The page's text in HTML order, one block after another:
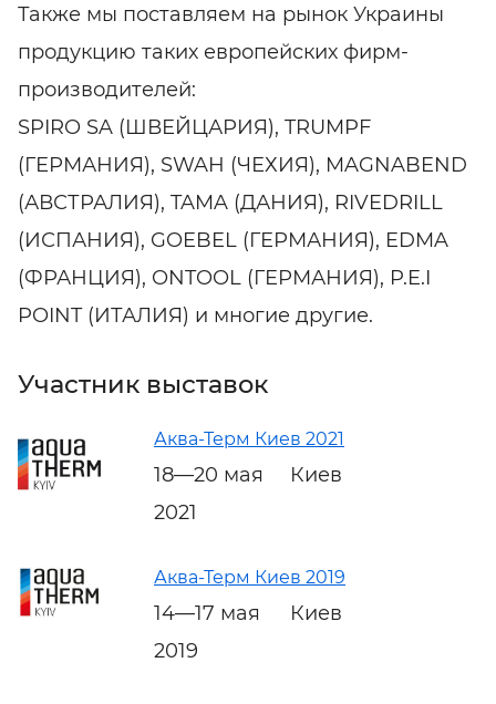
Также мы поставляем на рынок Украины
продукцию таких европейских фирм-
производителей:
SPIRO SA (ШВЕЙЦАРИЯ), TRUMPF
(ГЕРМАНИЯ), SWAH (ЧЕХИЯ), MAGNABEND
(АВСТРАЛИЯ), TAMA (ДАНИЯ), RIVEDRILL
(ИСПАНИЯ), GOEBEL (ГЕРМАНИЯ), EDMA
(ФРАНЦИЯ), ONTOOL (ГЕРМАНИЯ), P.E.I
POINT (ИТАЛИЯ) и многие другие.
Участник выставок
Аква-Терм Киев 2021
18—20 мая
2021
Киев
Аква-Терм Киев 2019
14—17 мая
2019
Киев